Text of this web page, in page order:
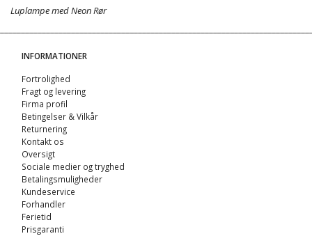
Luplampe med Neon Rør
INFORMATIONER
Fortrolighed
Fragt og levering
Firma profil
Betingelser & Vilkår
Returnering
Kontakt os
Oversigt
Sociale medier og tryghed
Betalingsmuligheder
Kundeservice
Forhandler
Ferietid
Prisgaranti